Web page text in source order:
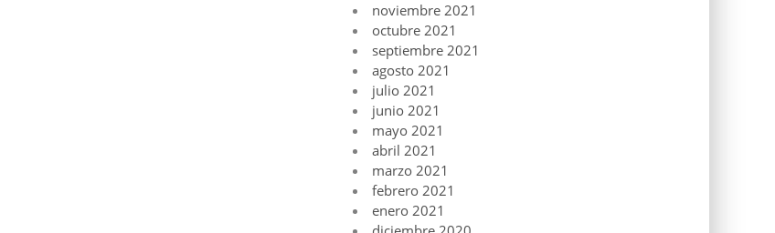
noviembre 2021
octubre 2021
septiembre 2021
agosto 2021
julio 2021
junio 2021
mayo 2021
abril 2021
marzo 2021
febrero 2021
enero 2021